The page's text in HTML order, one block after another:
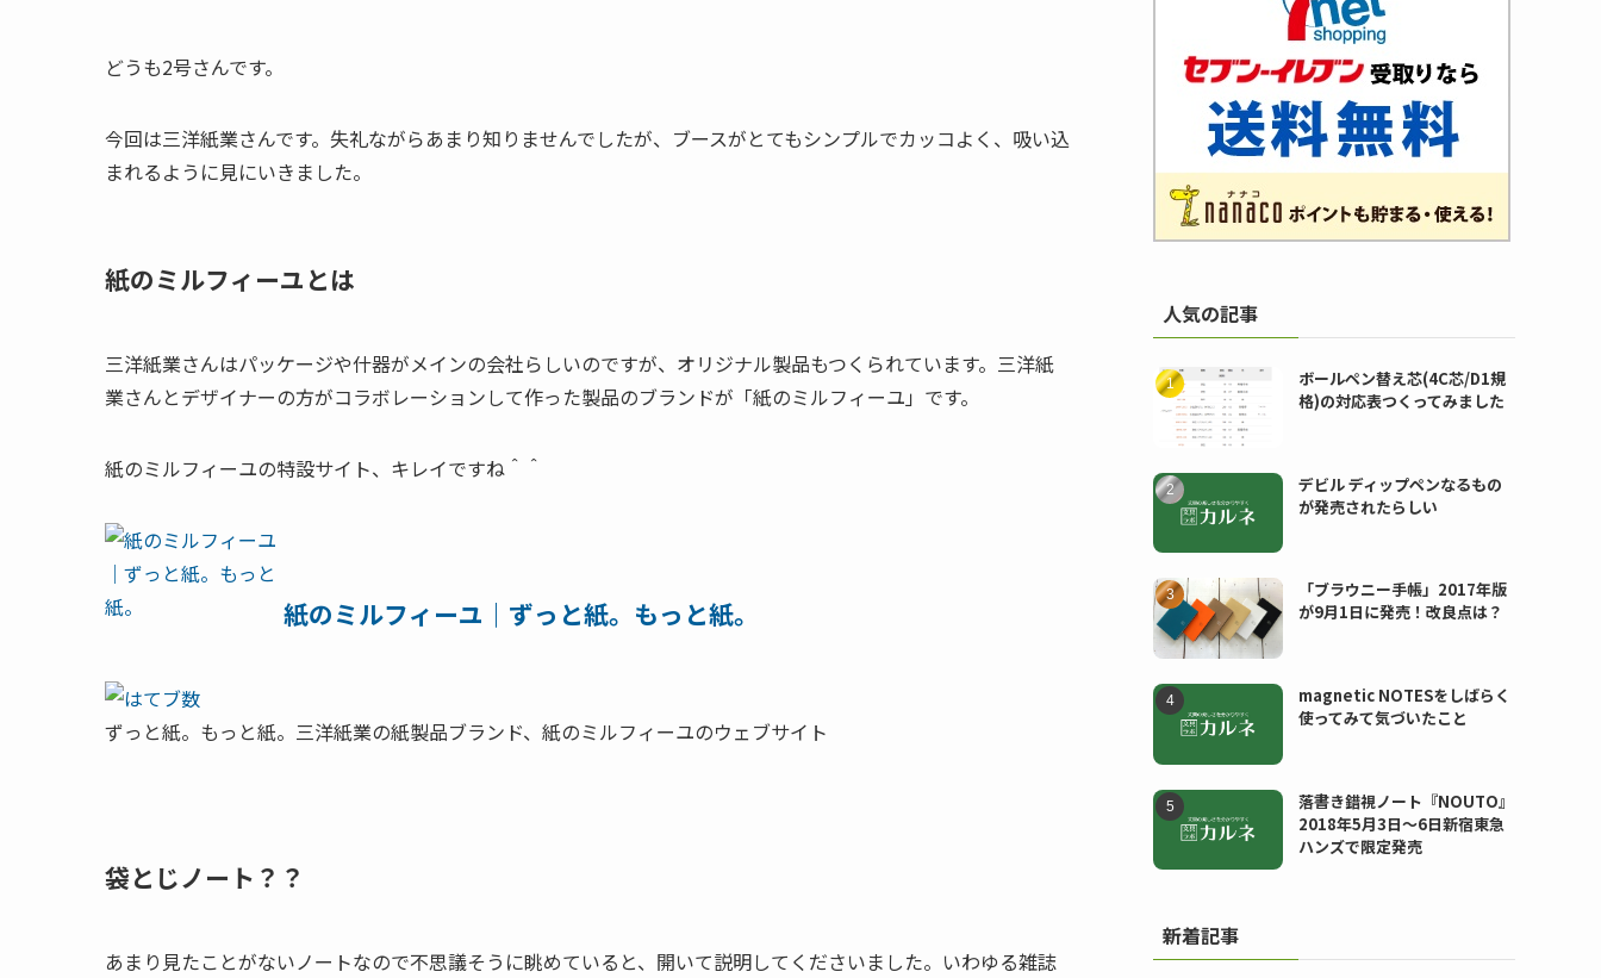
どうも2号さんです。
今回は三洋紙業さんです。失礼ながらあまり知りませんでしたが、ブースがとてもシンプルでカッコよく、吸い込
まれるように見にいきました。
紙のミルフィーユとは
三洋紙業さんはパッケージや什器がメインの会社らしいのですが、オリジナル製品もつくられています。三洋紙
業さんとデザイナーの方がコラボレーションして作った製品のブランドが「紙のミルフィーユ」です。
紙のミルフィーユの特設サイト、キレイですね＾＾
紙のミルフィーユ｜ずっと紙。もっと紙。
ずっと紙。もっと紙。三洋紙業の紙製品ブランド、紙のミルフィーユのウェブサイト
袋とじノート？？
あまり見たことがないノートなので不思議そうに眺めていると、開いて説明してくださいました。いわゆる雑誌
人気の記事
ボールペン替え芯(4C芯/D1規
格)の対応表つくってみました
デビル ディップペンなるもの
が発売されたらしい
「ブラウニー手帳」2017年版
が9月1日に発売！改良点は？
magnetic NOTESをしばらく
使ってみて気づいたこと
落書き錯視ノート『NOUTO』
2018年5月3日〜6日新宿東急
ハンズで限定発売
新着記事